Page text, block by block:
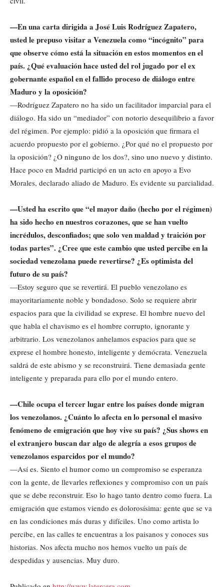
—En una carta dirigida a José Luis Rodríguez Zapatero,
usted le prepuso visitar a Venezuela como “incógnito” para
que observe cómo está la situación en estos momentos en el
país. ¿Qué evaluación hace usted del rol jugado por el ex
gobernante español en el fallido proceso de diálogo entre
Maduro y la oposición?
—Rodríguez Zapatero no ha sido un facilitador imparcial para el
diálogo. Ha sido un “mediador” con notorio desequilibrio a favor
del régimen. Por ejemplo: pidió a la oposición que firmara el
acuerdo propuesto por el gobierno. ¿Por qué no el propuesto por
la oposición? ¿O ninguno de los dos?, sino uno nuevo y distinto.
Hace poco en Madrid participó en un acto en apoyo a Evo
Morales, declarado aliado de Maduro. Es evidente su parcialidad.
—Usted ha escrito que “el mayor daño (hecho por el régimen)
ha sido hecho en nuestros corazones, que se han vuelto
incrédulos, desconfiados; que solo ven maldad y traición por
todas partes”. ¿Cree que este cambio que usted percibe en la
sociedad venezolana puede revertirse? ¿Es optimista del
futuro de su país?
—Estoy seguro que se revertirá. El pueblo venezolano es
mayoritariamente noble y bondadoso. Solo se requiere abrir
espacios para que la civilidad se exprese. El hombre nuevo del
que habla el chavismo es el hombre corrupto, ignorante y
arbitrario. Los venezolanos anhelamos espacios para que se
exprese el hombre honesto, inteligente y demócrata. Venezuela
saldrá de este abismo y se reconstruirá. Tiene demasiada gente
inteligente y preparada para ello por el mundo entero.
—Chile ocupa el tercer lugar entre los países donde migran
los venezolanos. ¿Cuánto lo afecta en lo personal el masivo
fenómeno de emigración que hoy vive su país? ¿Sus shows en
el extranjero buscan dar algo de alegría a esos grupos de
venezolanos esparcidos por el mundo?
—Así es. Siento el humor como un compromiso se esperanza
con la gente, de llevarles reflexiones y compromiso con un país
que se debe reconstruir. Eso lo hago tanto dentro como fuera. La
emigración que estamos viendo es dolorosísima: gente que se va
en las condiciones más duras y difíciles. Uno como artista lo
percibe, en las calles te encuentras a los paisanos y conoces sus
historias. Nos afecta mucho nos hemos vuelto un país de
despedidas y ausencias. Muy duro.